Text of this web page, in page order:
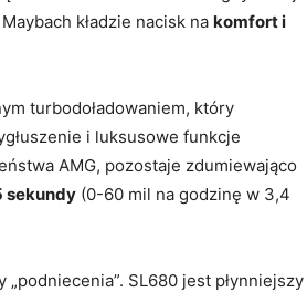
kładzie nacisk na komfort i
turbodoładowaniem, który
i luksusowe funkcje
AMG, pozostaje zdumiewająco
sekundy (0-60 mil na godzinę w 3,4
SL680 jest płynniejszy